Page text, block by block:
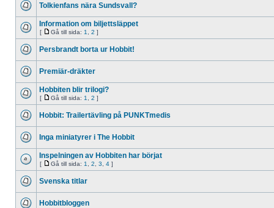
Tolkienfans nära Sundsvall?
Information om biljettsläppet
[ Gå till sida: 1 2 ]
Persbrandt borta ur Hobbit!
Premiär-dräkter
Hobbiten blir trilogi?
[ Gå till sida: 1 2 ]
Hobbit: Trailertävling på PUNKTmedis
Inga miniatyrer i The Hobbit
Inspelningen av Hobbiten har börjat
[ Gå till sida: 1 2 3 4 ]
Svenska titlar
Hobbitbloggen